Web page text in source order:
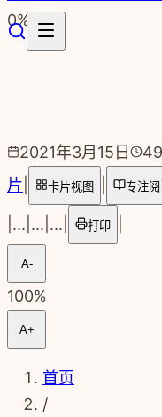
跳转到主要内容
0%
2021年3月15日 49
片
卡片视图 专注
... ... ... 打印
A-
100%
A+
首页
/